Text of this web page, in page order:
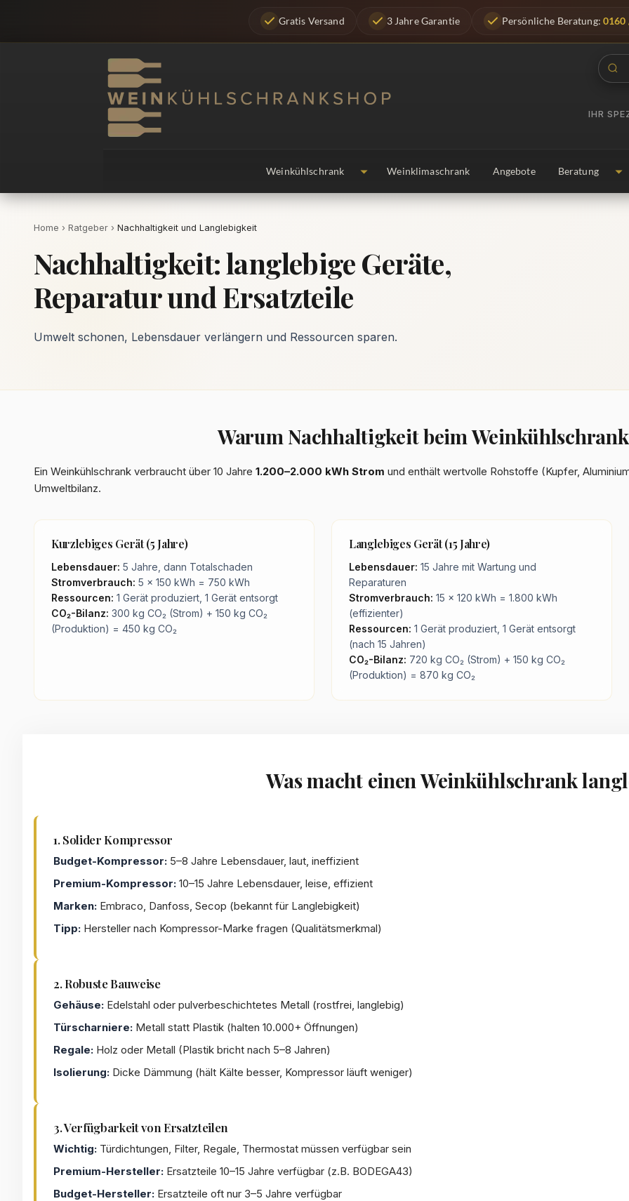
Gratis Versand 3 Jahre Garantie Persönliche Beratung: 0160
IHR
Weinkühlschrank Weinklimaschrank Angebote Beratung
Home › Ratgeber › Nachhaltigkeit und Langlebigkeit
Nachhaltigkeit: langlebige Geräte,
Reparatur und Ersatzteile
Umwelt schonen, Lebensdauer verlängern und Ressourcen sparen.
Warum Nachhaltigkeit beim
Ein Weinkühlschrank verbraucht über 10 Jahre 1.200–2.000 kWh Strom und enthält wertvolle Rohstoffe (Kupfer,
Umweltbilanz.
Kurzlebiges Gerät (5 Jahre)
Lebensdauer: 5 Jahre, dann Totalschaden
Stromverbrauch: 5 × 150 kWh = 750 kWh
Ressourcen: 1 Gerät produziert, 1 Gerät entsorgt
CO₂-Bilanz: 300 kg CO₂ (Strom) + 150 kg CO₂
(Produktion) = 450 kg CO₂
Langlebiges Gerät (15 Jahre)
Lebensdauer: 15 Jahre mit Wartung und
Reparaturen
Stromverbrauch: 15 × 120 kWh = 1.800 kWh
(effizienter)
Ressourcen: 1 Gerät produziert, 1 Gerät entsorgt
(nach 15 Jahren)
CO₂-Bilanz: 720 kg CO₂ (Strom) + 150 kg CO₂
(Produktion) = 870 kg CO₂
Was macht einen Weinkühlschrank
1. Solider Kompressor
Budget-Kompressor: 5–8 Jahre Lebensdauer, laut, ineffizient
Premium-Kompressor: 10–15 Jahre Lebensdauer, leise, effizient
Marken: Embraco, Danfoss, Secop (bekannt für Langlebigkeit)
Tipp: Hersteller nach Kompressor-Marke fragen (Qualitätsmerkmal)
2. Robuste Bauweise
Gehäuse: Edelstahl oder pulverbeschichtetes Metall (rostfrei, langlebig)
Türscharniere: Metall statt Plastik (halten 10.000+ Öffnungen)
Regale: Holz oder Metall (Plastik bricht nach 5–8 Jahren)
Isolierung: Dicke Dämmung (hält Kälte besser, Kompressor läuft weniger)
3. Verfügbarkeit von Ersatzteilen
Wichtig: Türdichtungen, Filter, Regale, Thermostat müssen verfügbar sein
Premium-Hersteller: Ersatzteile 10–15 Jahre verfügbar (z.B. BODEGA43)
Budget-Hersteller: Ersatzteile oft nur 3–5 Jahre verfügbar